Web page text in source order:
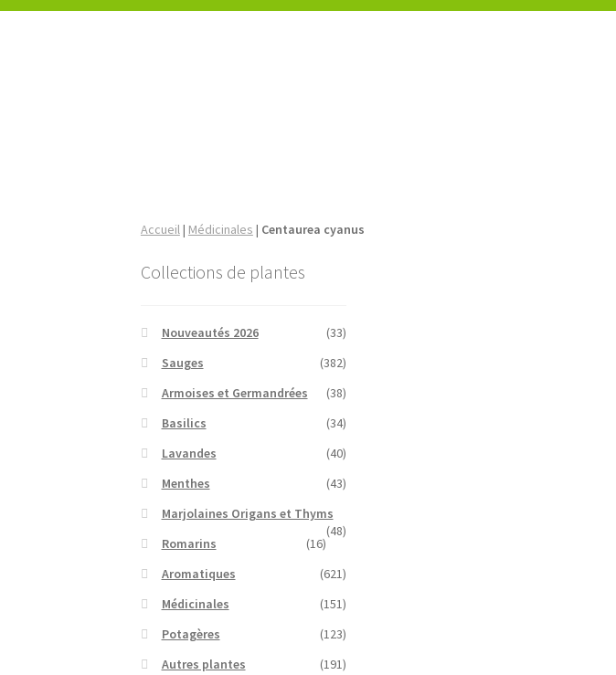
Accueil| Médicinales | Centaurea cyanus
Collections de plantes
Nouveautés 2026
(33)
Sauges
(382)
Armoises et Germandrées
(38)
Basilics
(34)
Lavandes
(40)
Menthes
(43)
Marjolaines Origans et Thyms
(48)
Romarins
(16)
Aromatiques
(621)
Médicinales
(151)
Potagères
(123)
Autres plantes
(191)